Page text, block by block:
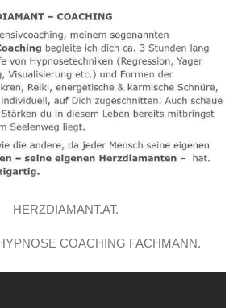
HERZDIAMANT.AT.
COACHING FACHMANN.